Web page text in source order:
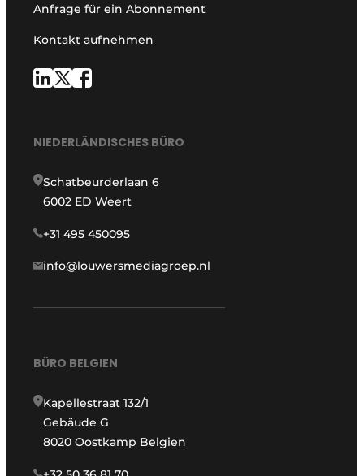
Anfrage für ein Abonnement
Kontakt aufnehmen
NIEDERLÄNDISCHES BÜRO
Schatbeurderlaan 6
6002 ED Weert
+31 495 450095
info@louwersmediagroep.nl
BÜRO BELGIEN
Kapellestraat 132/1
Gebäude G
8020 Oostkamp Belgien